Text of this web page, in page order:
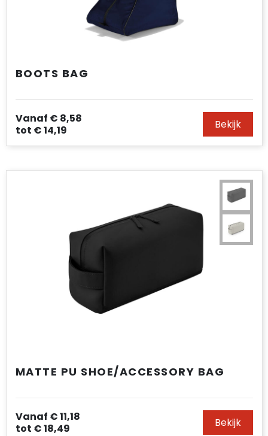
BOOTS BAG
Vanaf € 8,58
tot € 14,19 Bekijk
MATTE PU SHOE/ACCESSORY BAG
Vanaf € 11,18
tot € 18,49 Bekijk